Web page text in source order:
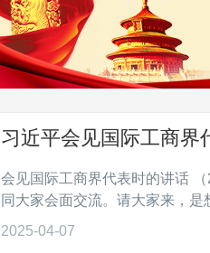
习近平会见国际工商界
会见国际工商界代表时的讲话
同大家会面交流。请大家来，是
2025-04-07